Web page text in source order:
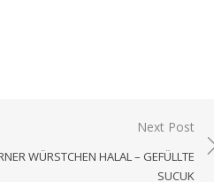
Next Post
WÜRSTCHEN HALAL – GEFÜLLTE
SUCUK